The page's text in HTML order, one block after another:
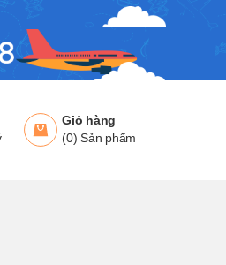
Giỏ hàng
(0) Sản phẩm